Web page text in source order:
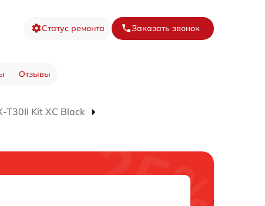
Статус ремонта Заказать звонок
Отзывы
T30II Kit XC Black